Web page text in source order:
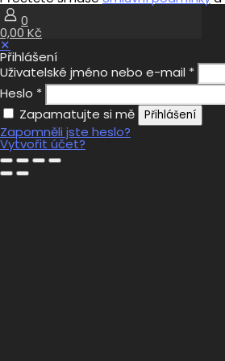
0
0,00 Kč
✕
Přihlášení
Uživatelské jméno nebo e-mail *
Heslo *
Zapamatujte si mě
Přihlášení
Zapomněli jste heslo?
Vytvořit účet?